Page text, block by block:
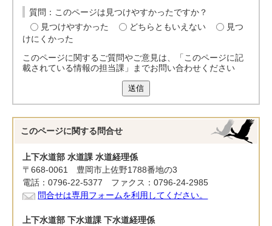
質問：このページは見つけやすかったですか？
見つけやすかった
どちらともいえない
見つ
けにくかった
このページに関するご質問やご意見は、「このページに記
載されている情報の担当課」までお問い合わせください
送信
このページに関する 問合せ
上下水道部 水道課 水道経理係
〒668-0061 豊岡市上佐野1788番地の3
電話：0796-22-5377 ファクス：0796-24-2985
問合せは専用フォームを利用してください。
上下水道部 下水道課 下水道経理係